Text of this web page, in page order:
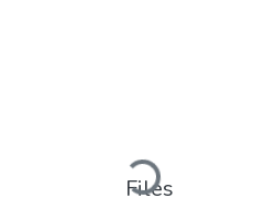
Loading...
Files